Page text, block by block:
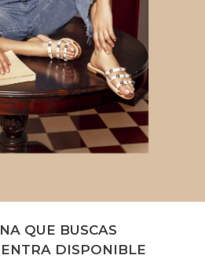
QUE BUSCAS
DISPONIBLE